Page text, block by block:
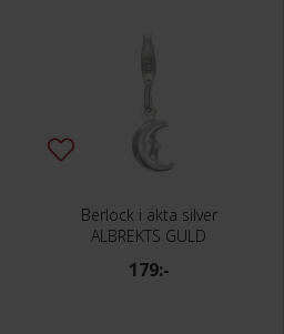
Berlock i äkta silver
ALBREKTS GULD
179:-